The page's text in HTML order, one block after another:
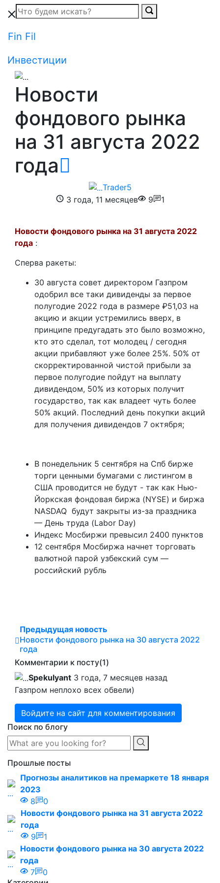
Fin Fil
Инвестиции
Новости
фондового рынка
на 31 августа 2022
года
Trader5
3 года, 11 месяцев
9 1
Новости фондового рынка на 31 августа 2022
года :
Сперва ракеты:
30 августа совет директором Газпром
одобрил все таки дивиденды за первое
полугодие 2022 года в размере ₽51,03 на
акцию и акции устремились вверх, в
принципе предугадать это было возможно,
кто это сделал, тот молодец / сегодня
акции прибавляют уже более 25%. 50% от
скорректированной чистой прибыли за
первое полугодие пойдут на выплату
дивидендом, 50% из которых получит
государство, так как владеет чуть более
50% акций. Последний день покупки акций
для получения дивидендов 7 октября;
В понедельник 5 сентября на Спб бирже
торги ценными бумагами с листингом в
США проводится не будут - так как Нью-
Йоркская фондовая биржа (NYSE) и биржа
NASDAQ будут закрыты из-за праздника
— День труда (Labor Day)
Индекс Мосбиржи превысил 2400 пунктов
12 сентября Мосбиржа начнет торговать
валютной парой узбекский сум —
российский рубль
Предыдущая новость
Новости фондового рынка на 30 августа 2022
года
Комментарии к посту(1)
Spekulyant 3 года, 7 месяцев назад
Газпром неплохо всех обвели)
Войдите на сайт для комментирования
Поиск по блогу
Прошлые посты
Прогнозы аналитиков на премаркете 18 января
2023
8
0
Новости фондового рынка на 31 августа 2022
года
9
1
Новости фондового рынка на 30 августа 2022
года
7
0